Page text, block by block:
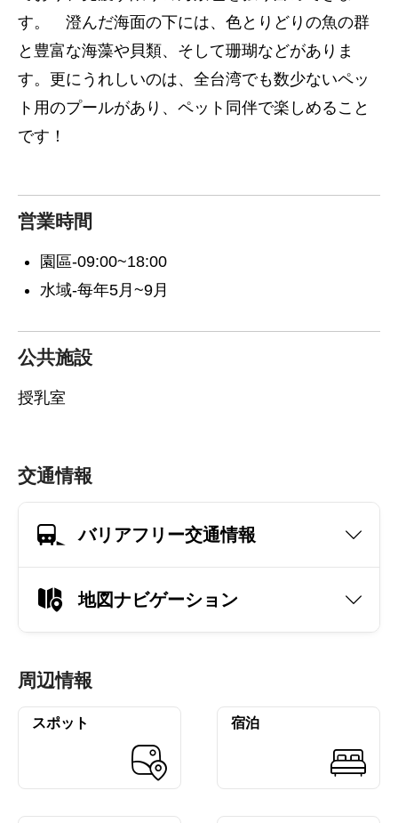
す。 澄んだ海面の下には、色とりどりの魚の群
と豊富な海藻や貝類、そして珊瑚などがありま
す。更にうれしいのは、全台湾でも数少ないペッ
ト用のプールがあり、ペット同伴で楽しめること
です！
営業時間
園區-09:00~18:00
水域-每年5月~9月
公共施設
授乳室
交通情報
バリアフリー交通情報
地図ナビゲーション
周辺情報
スポット 宿泊